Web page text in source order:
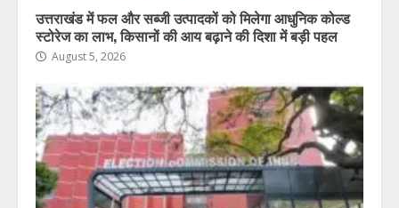
5
डोईवाला में चलती कार में लगी भीषण आग,
चालक ने कूदकर बचाई जान
उत्तराखंड में फल और सब्जी उत्पादकों को मिलेगा आधुनिक कोल्ड
स्टोरेज का लाभ, किसानों की आय बढ़ाने की दिशा में बड़ी पहल
August 5, 2026